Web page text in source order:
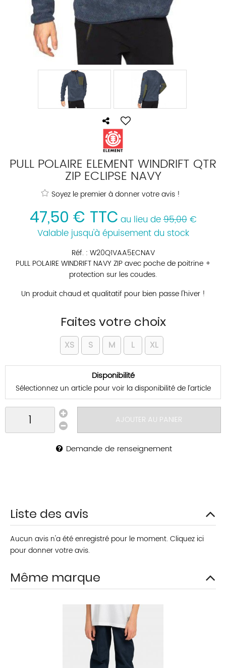
PULL POLAIRE ELEMENT WINDRIFT QTR
ZIP ECLIPSE NAVY
Soyez le premier à donner votre avis !
47,50 € TTC au lieu de95,00€
Valable jusqu'à épuisement du stock
Réf. : W20Q1VAA5ECNAV
PULL POLAIRE WINDRIFT NAVY ZIP avec poche de poitrine +
protection sur les coudes.
Un produit chaud et qualitatif pour bien passe l'hiver !
Faites votre choix
XS S M L XL
Disponibilité
Sélectionnez un article pour voir la disponibilité de l’article
AJOUTER AU PANIER
Demande de renseignement
Liste des avis
Aucun avis n'a été enregistré pour le moment. Cliquez ici
pour donner votre avis.
Même marque